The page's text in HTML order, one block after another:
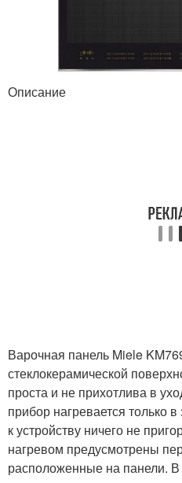
Описание
Варочная панель Miele
стеклокерамической
проста и не прихотлива в
прибор нагревается только
к устройству ничего не
нагревом предусмотрены
расположенные на панели.